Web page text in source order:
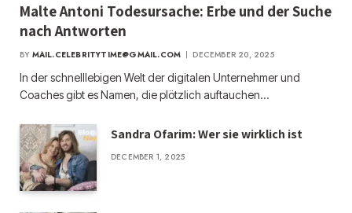
Malte Antoni Todesursache: Erbe und der Suche
nach Antworten
BY MAIL.CELEBRITYTIME@GMAIL.COM DECEMBER 20, 2025
In der schnelllebigen Welt der digitalen Unternehmer und
Coaches gibt es Namen, die plötzlich auftauchen…
Sandra Ofarim: Wer sie wirklich ist
DECEMBER 1, 2025